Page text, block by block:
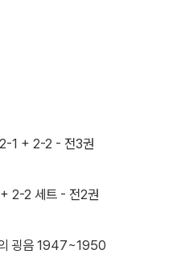
1 + 2-2 - 전3권
2-2 세트 - 전2권
굉음 1947~1950